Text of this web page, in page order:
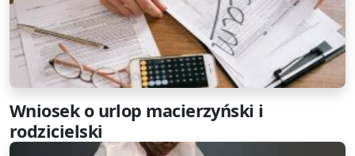
Wniosek o urlop macierzyński i
rodzicielski